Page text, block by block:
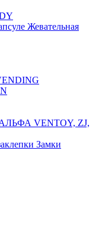
Жевательная
VENTOY, ZJ,
Замки